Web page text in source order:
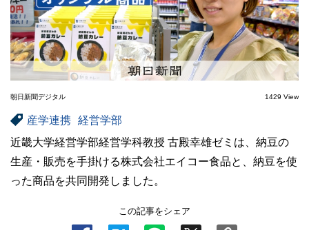
朝日新聞デジタル 1429 View
産学連携 経営学部
近畿大学経営学部経営学科教授 古殿幸雄ゼミは、納豆の
生産・販売を手掛ける株式会社エイコー食品と、納豆を使
った商品を共同開発しました。
この記事をシェア